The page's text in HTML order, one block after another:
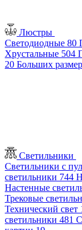
Люстры
Светодиодные 80
Хрустальные 504
20 Больших
Светильники
Светильники с
светильники 744
Настенные
Трековые
Технический свет
светильники 481